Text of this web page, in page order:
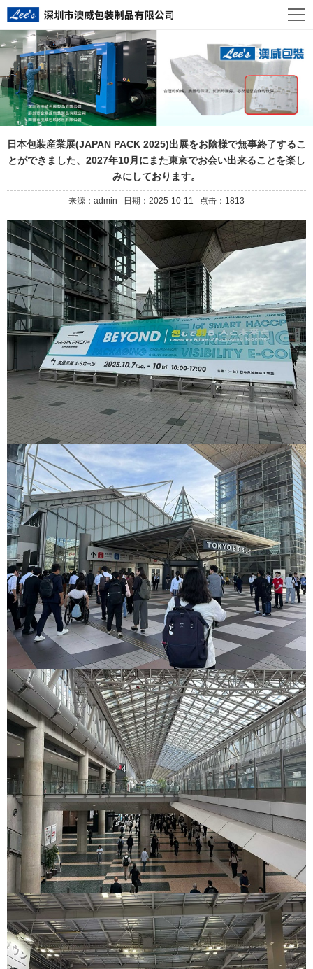
日本包装産業展(JAPAN PACK 2025)出展をお陰様で無事終了するこ
とができました、2027年10月にまた東京でお会い出来ることを楽し
みにしております。
来源：admin 日期：2025-10-11 点击：1813